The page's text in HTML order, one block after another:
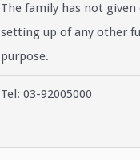
The family has not
setting up of any other
purpose.
Tel: 03-92005000